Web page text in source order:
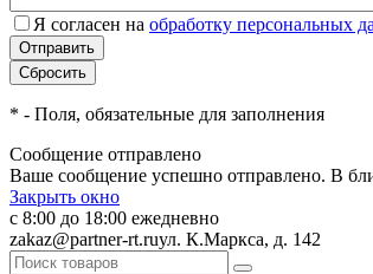
Я согласен на обработку персональных
* - Поля, обязательные для заполнения
Сообщение отправлено
Ваше сообщение успешно отправлено. В
Закрыть окно
с 8:00 до 18:00 ежедневно
zakaz@partner-rt.ruул. К.Маркса, д. 142